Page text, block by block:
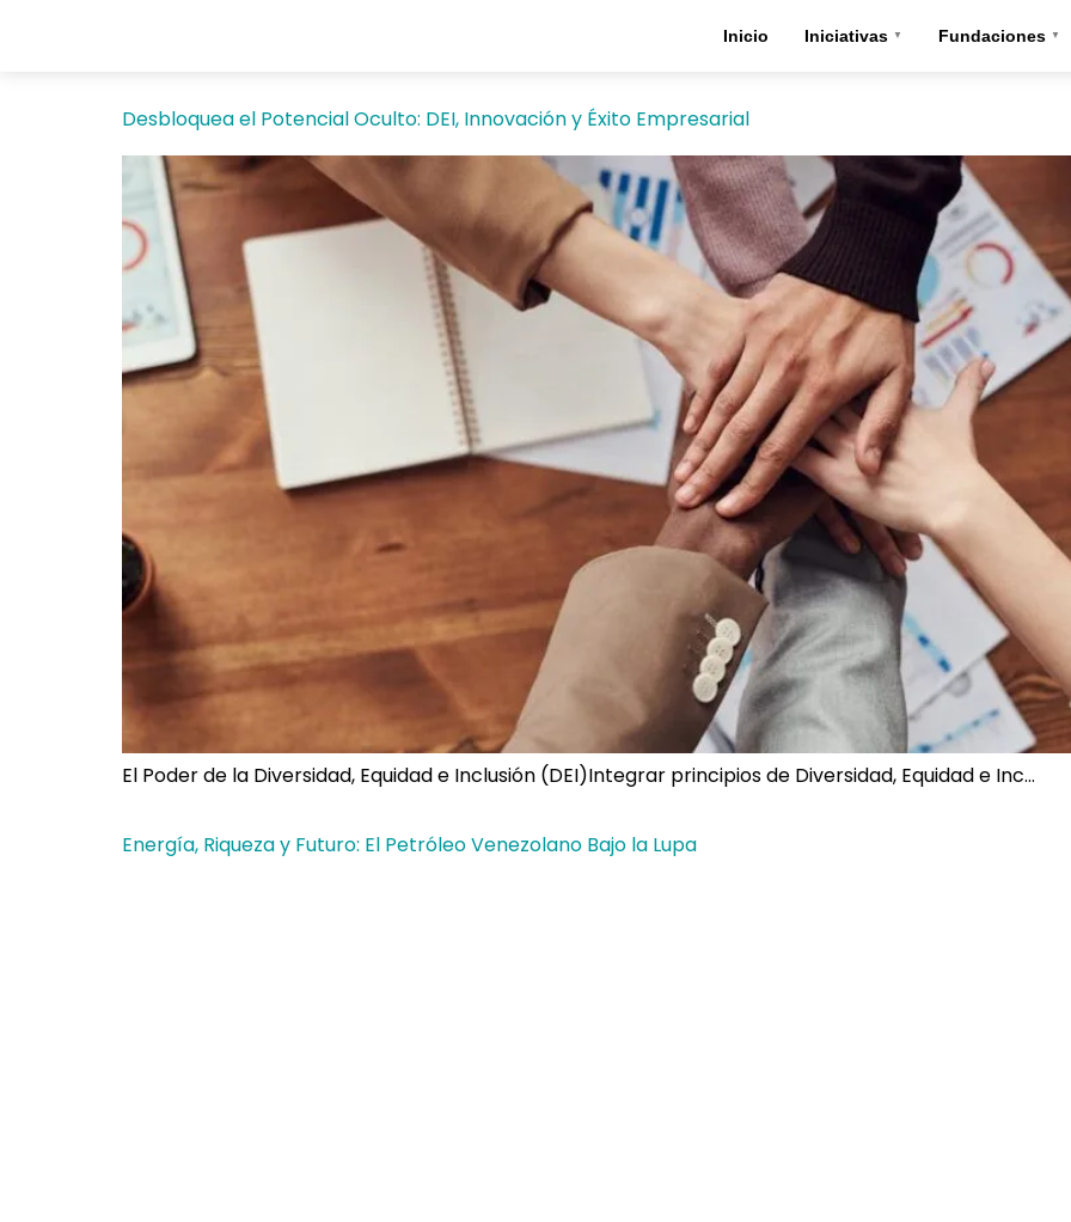
Inicio Iniciativas ▼ Fundaciones ▼
Desbloquea el Potencial Oculto: DEI, Innovación y Éxito Empresarial
El Poder de la Diversidad, Equidad e Inclusión (DEI)Integrar principios de Diversidad, Equidad e Inc…
Energía, Riqueza y Futuro: El Petróleo Venezolano Bajo la Lupa